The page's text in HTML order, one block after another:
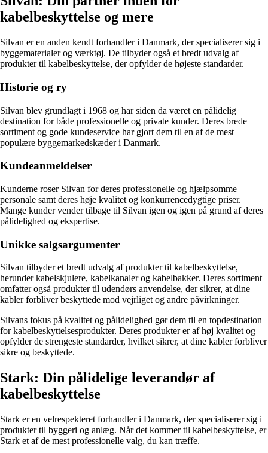
kabelbeskyttelse og mere
Silvan er en anden kendt forhandler i Danmark, der specialiserer sig i
byggematerialer og værktøj. De tilbyder også et bredt udvalg af
produkter til kabelbeskyttelse, der opfylder de højeste standarder.
Historie og ry
Silvan blev grundlagt i 1968 og har siden da været en pålidelig
destination for både professionelle og private kunder. Deres brede
sortiment og gode kundeservice har gjort dem til en af de mest
populære byggemarkedskæder i Danmark.
Kundeanmeldelser
Kunderne roser Silvan for deres professionelle og hjælpsomme
personale samt deres høje kvalitet og konkurrencedygtige priser.
Mange kunder vender tilbage til Silvan igen og igen på grund af deres
pålidelighed og ekspertise.
Unikke salgsargumenter
Silvan tilbyder et bredt udvalg af produkter til kabelbeskyttelse,
herunder kabelskjulere, kabelkanaler og kabelbakker. Deres sortiment
omfatter også produkter til udendørs anvendelse, der sikrer, at dine
kabler forbliver beskyttede mod vejrliget og andre påvirkninger.
Silvans fokus på kvalitet og pålidelighed gør dem til en topdestination
for kabelbeskyttelsesprodukter. Deres produkter er af høj kvalitet og
opfylder de strengeste standarder, hvilket sikrer, at dine kabler forbliver
sikre og beskyttede.
Stark: Din pålidelige leverandør af
kabelbeskyttelse
Stark er en velrespekteret forhandler i Danmark, der specialiserer sig i
produkter til byggeri og anlæg. Når det kommer til kabelbeskyttelse, er
Stark et af de mest professionelle valg, du kan træffe.